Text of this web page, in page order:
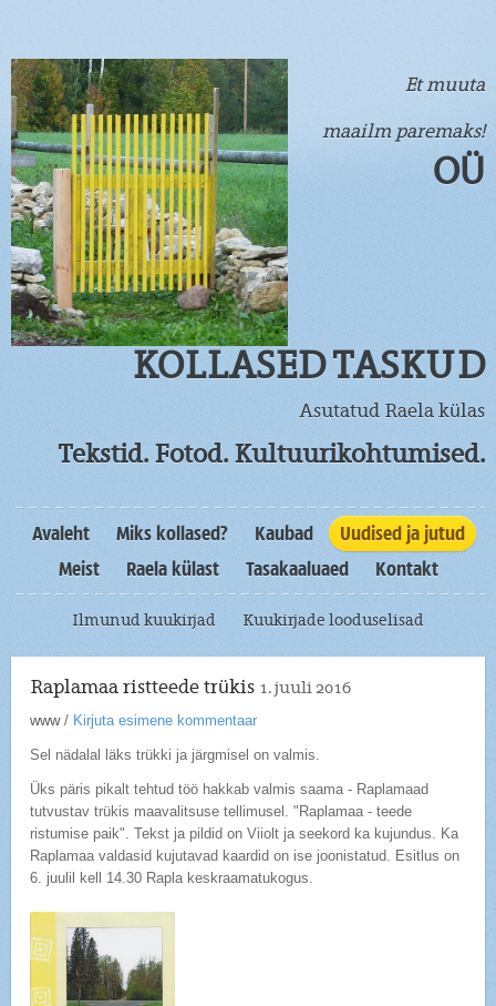
Et muuta
maailm paremaks!
OÜ
KOLLASED TASKUD
Asutatud Raela külas
Tekstid. Fotod. Kultuurikohtumised.
Avaleht Miks kollased? Kaubad
Uudised ja jutud
Meist
Raela külast Tasakaaluaed Kontakt
Ilmunud kuukirjad Kuukirjade looduselisad
Raplamaa ristteede trükis 1. juuli 2016
www/ Kirjuta esimene kommentaar
Sel nädalal läks trükki ja järgmisel on valmis.
Üks päris pikalt tehtud töö hakkab valmis saama - Raplamaad
tutvustav trükis maavalitsuse tellimusel. "Raplamaa - teede
ristumise paik". Tekst ja pildid on Viiolt ja seekord ka kujundus. Ka
Raplamaa valdasid kujutavad kaardid on ise joonistatud. Esitlus on
6. juulil kell 14.30 Rapla keskraamatukogus.